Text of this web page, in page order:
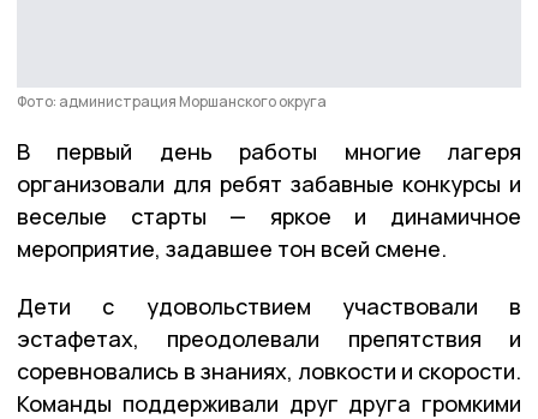
Фото: администрация Моршанского округа
В первый день работы многие лагеря
организовали для ребят забавные конкурсы и
веселые старты — яркое и динамичное
мероприятие, задавшее тон всей смене.
Дети с удовольствием участвовали в
эстафетах, преодолевали препятствия и
соревновались в знаниях, ловкости и скорости.
Команды поддерживали друг друга громкими